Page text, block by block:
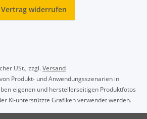
Vertrag widerrufen
USt., zzgl.Versand
Produkt- und Anwendungsszenarien in
eigenen und herstellerseitigen Produktfotos
KI-unterstützte Grafiken verwendet werden.